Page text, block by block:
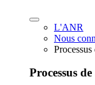
L'ANR
Nous
Processus